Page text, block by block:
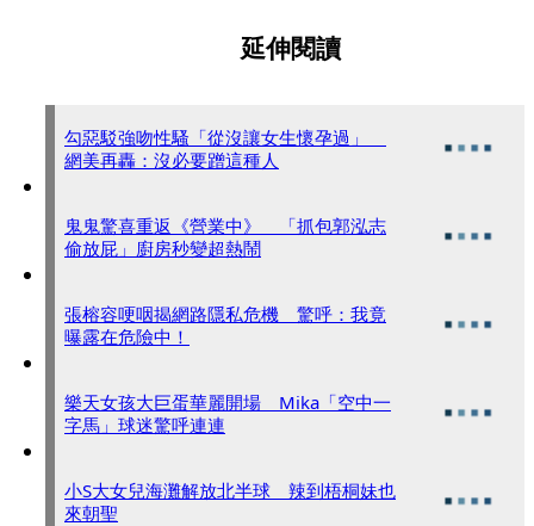
延伸閱讀
勾惡駁強吻性騷「從沒讓女生懷孕過」
網美再轟：沒必要蹭這種人
鬼鬼驚喜重返《營業中》 「抓包郭泓志
偷放屁」廚房秒變超熱鬧
張榕容哽咽揭網路隱私危機 驚呼：我竟
曝露在危險中！
樂天女孩大巨蛋華麗開場 Mika「空中一
字馬」球迷驚呼連連
小S大女兒海灘解放北半球 辣到梧桐妹也
來朝聖